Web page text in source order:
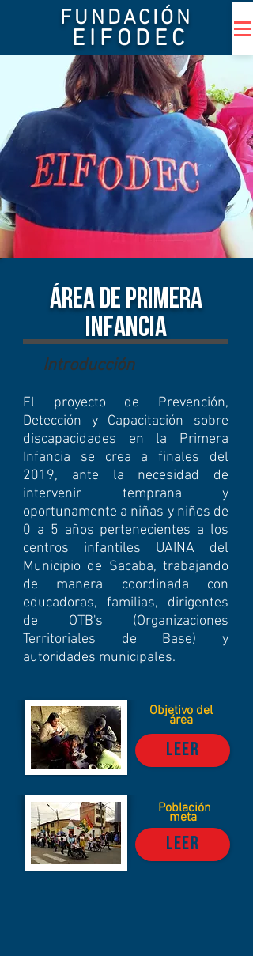
FUNDACIÓN
EIFODEC
área de primera
infancia
Introducción
El proyecto de Prevención,
Detección y Capacitación sobre
discapacidades en la Primera
Infancia se crea a finales del
2019, ante la necesidad de
intervenir temprana y
oportunamente a niñas y niños de
0 a 5 años pertenecientes a los
centros infantiles UAINA del
Municipio de Sacaba, trabajando
de manera coordinada con
educadoras, familias, dirigentes
de OTB's (Organizaciones
Territoriales de Base) y
autoridades municipales.
Objetivo del
área
LEER
Población
meta
LEER